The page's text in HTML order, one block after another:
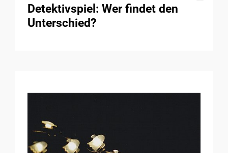
Detektivspiel: Wer findet den
Unterschied?